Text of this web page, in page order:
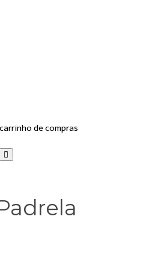
de compras